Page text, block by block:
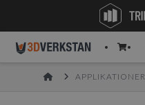
HOMEAPPLIKATIONER